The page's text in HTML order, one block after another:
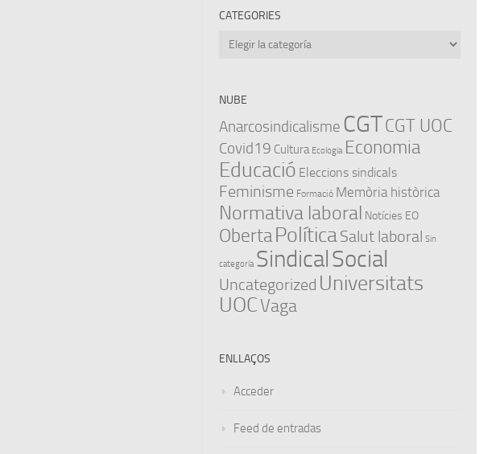
CATEGORIES
Categories
NUBE
Anarcosindicalisme CGTCGT UOC
Covid19 Cultura Ecologia Economia
Educació Eleccions sindicals
Feminisme Formació Memòria històrica
Normativa laboral Notícies EO
ObertaPolíticaSalut laboral Sin
categoría SindicalSocial
Uncategorized Universitats
UOCVaga
ENLLAÇOS
Acceder
Feed de entradas